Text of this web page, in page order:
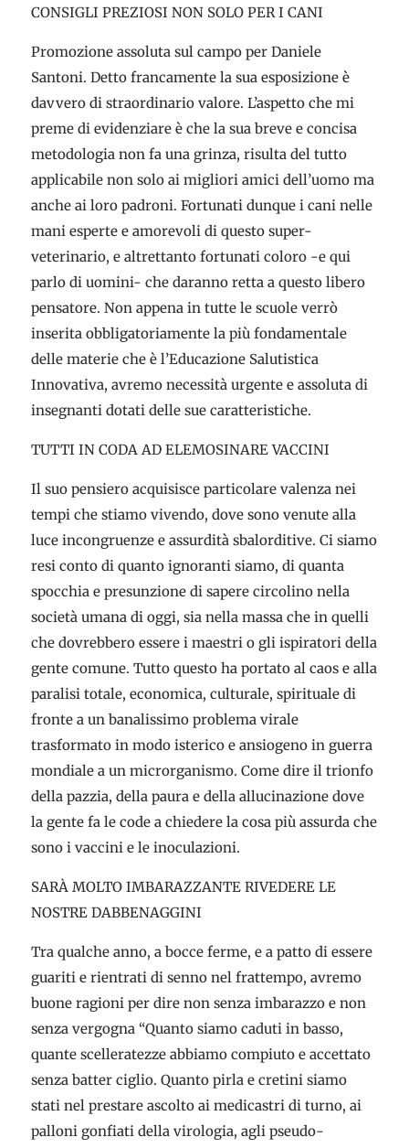
CONSIGLI PREZIOSI NON SOLO PER I CANI
Promozione assoluta sul campo per Daniele
Santoni. Detto francamente la sua esposizione è
davvero di straordinario valore. L’aspetto che mi
preme di evidenziare è che la sua breve e concisa
metodologia non fa una grinza, risulta del tutto
applicabile non solo ai migliori amici dell’uomo ma
anche ai loro padroni. Fortunati dunque i cani nelle
mani esperte e amorevoli di questo super-
veterinario, e altrettanto fortunati coloro -e qui
parlo di uomini- che daranno retta a questo libero
pensatore. Non appena in tutte le scuole verrò
inserita obbligatoriamente la più fondamentale
delle materie che è l’Educazione Salutistica
Innovativa, avremo necessità urgente e assoluta di
insegnanti dotati delle sue caratteristiche.
TUTTI IN CODA AD ELEMOSINARE VACCINI
Il suo pensiero acquisisce particolare valenza nei
tempi che stiamo vivendo, dove sono venute alla
luce incongruenze e assurdità sbalorditive. Ci siamo
resi conto di quanto ignoranti siamo, di quanta
spocchia e presunzione di sapere circolino nella
società umana di oggi, sia nella massa che in quelli
che dovrebbero essere i maestri o gli ispiratori della
gente comune. Tutto questo ha portato al caos e alla
paralisi totale, economica, culturale, spirituale di
fronte a un banalissimo problema virale
trasformato in modo isterico e ansiogeno in guerra
mondiale a un microrganismo. Come dire il trionfo
della pazzia, della paura e della allucinazione dove
la gente fa le code a chiedere la cosa più assurda che
sono i vaccini e le inoculazioni.
SARÀ MOLTO IMBARAZZANTE RIVEDERE LE
NOSTRE DABBENAGGINI
Tra qualche anno, a bocce ferme, e a patto di essere
guariti e rientrati di senno nel frattempo, avremo
buone ragioni per dire non senza imbarazzo e non
senza vergogna “Quanto siamo caduti in basso,
quante scelleratezze abbiamo compiuto e accettato
senza batter ciglio. Quanto pirla e cretini siamo
stati nel prestare ascolto ai medicastri di turno, ai
palloni gonfiati della virologia, agli pseudo-